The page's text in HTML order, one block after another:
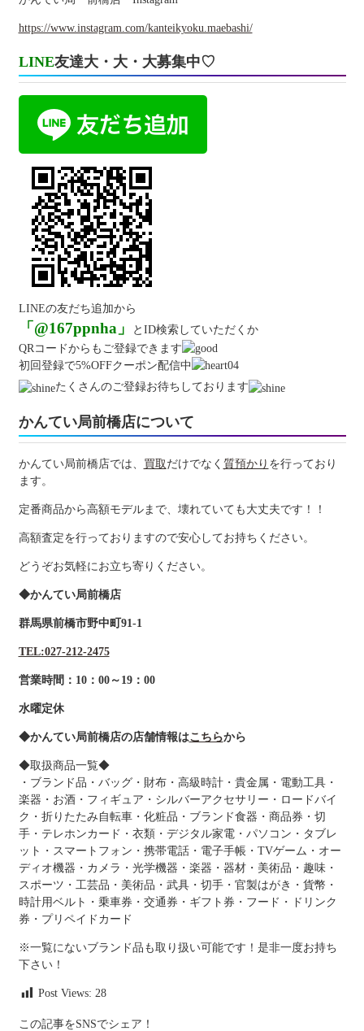
https://www.instagram.com/kanteikyoku.maebashi/
LINE友達大・大・大募集中♡
LINEの友だち追加から
「@167ppnha」
とID検索していただくか
QRコードからもご登録できます
初回登録で5%OFFクーポン配信中
たくさんのご登録お待ちしております
かんてい局前橋店について
かんてい局前橋店では、 買取 だけでなく 質預かり を行っており
ます。
定番商品から高額モデルまで、壊れていても大丈夫です！！
高額査定を行っておりますので安心してお持ちください。
どうぞお気軽にお立ち寄りください。
◆かんてい局前橋店
群馬県前橋市野中町91-1
TEL:027-212-2475
営業時間：10：00～19：00
水曜定休
◆かんてい局前橋店の店舗情報はこちらから
◆取扱商品一覧◆
・ブランド品・バッグ・財布・高級時計・貴金属・電動工具・
楽器・お酒・フィギュア・シルバーアクセサリー・ロードバイ
ク・折りたたみ自転車・化粧品・ブランド食器・商品券・切
手・テレホンカード・衣類・デジタル家電・パソコン・タブレ
ット・スマートフォン・携帯電話・電子手帳・TVゲーム・オー
ディオ機器・カメラ・光学機器・楽器・器材・美術品・趣味・
スポーツ・工芸品・美術品・武具・切手・官製はがき・貨幣・
時計用ベルト・乗車券・交通券・ギフト券・フード・ドリンク
券・プリペイドカード
※一覧にないブランド品も取り扱い可能です！是非一度お持ち
下さい！
Post Views: 28
この記事をSNSでシェア！